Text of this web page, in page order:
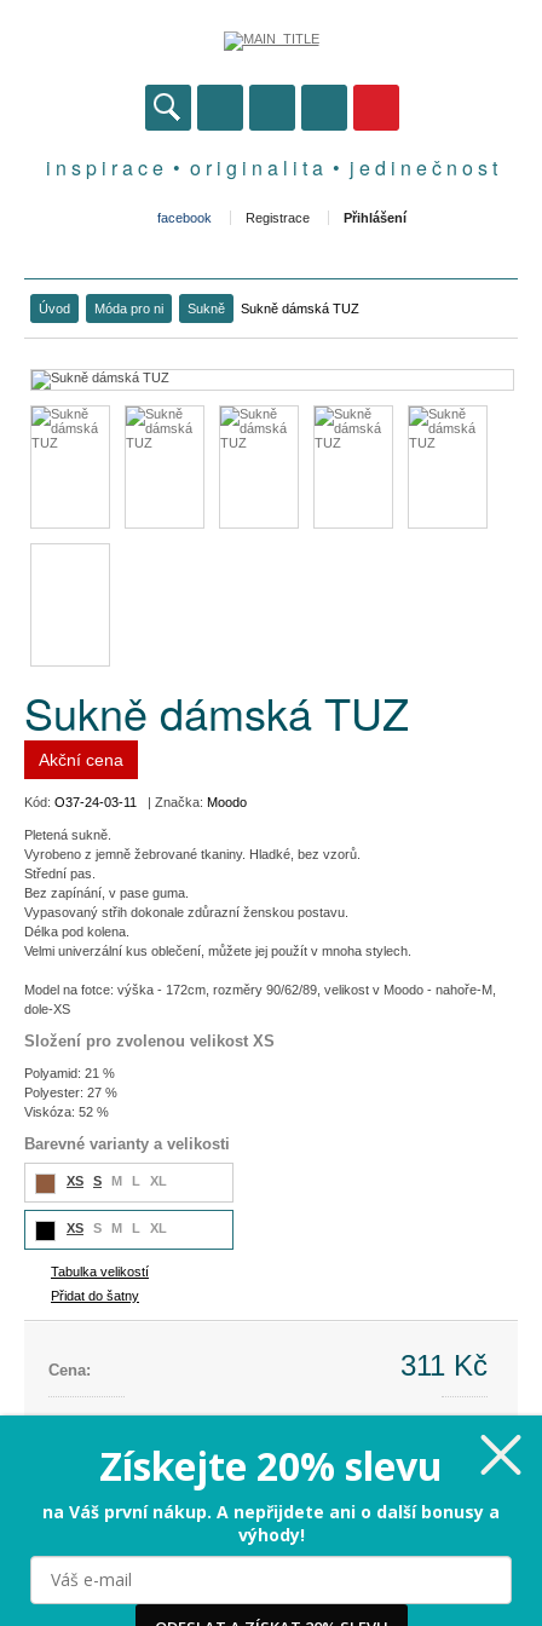
i n s p i r a c e • o r i g i n a l i t a • j e d i n e č n o s t
facebook Registrace Přihlášení
Úvod Móda pro ni Sukně Sukně dámská TUZ
Sukně dámská TUZ
Akční cena
Kód: O37-24-03-11 | Značka: Moodo
Pletená sukně.
Vyrobeno z jemně žebrované tkaniny. Hladké, bez vzorů.
Střední pas.
Bez zapínání, v pase guma.
Vypasovaný střih dokonale zdůrazní ženskou postavu.
Délka pod kolena.
Velmi univerzální kus oblečení, můžete jej použít v mnoha stylech.
Model na fotce: výška - 172cm, rozměry 90/62/89, velikost v Moodo - nahoře-M,
dole-XS
Složení pro zvolenou velikost XS
Polyamid: 21 %
Polyester: 27 %
Viskóza: 52 %
Barevné varianty a velikosti
XS S M L XL
XS S M L XL
Tabulka velikostí
Přidat do šatny
Cena: 311 Kč
-388 Kč (-56%)
PŘIDAT DO KOŠÍKU
Milujeme cookies!
Získejte 20% slevu
na Váš první nákup. A nepřijdete ani o další bonusy a
výhody!